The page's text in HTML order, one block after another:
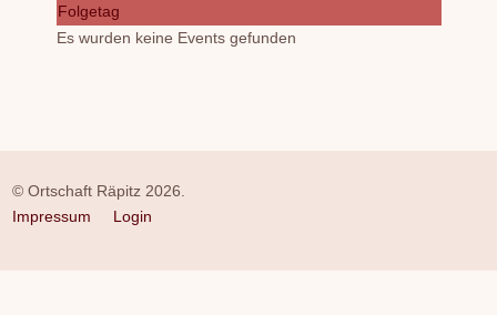
Folgetag
Es wurden keine Events gefunden
© Ortschaft Räpitz 2026.
Impressum
Login